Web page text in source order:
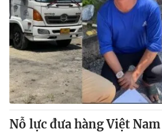
VTV Sức khoẻ Bất
Thị trường 24h Tấm
VTV4 Vươn
VTV9 VTV8
Nỗ lực đưa hàng Việt